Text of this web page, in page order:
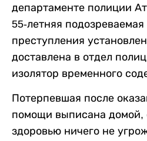
департаменте полиции
55-летняя
преступления
доставлена в отдел
изолятор временного
Потерпевшая после
помощи выписана домой,
здоровью ничего не